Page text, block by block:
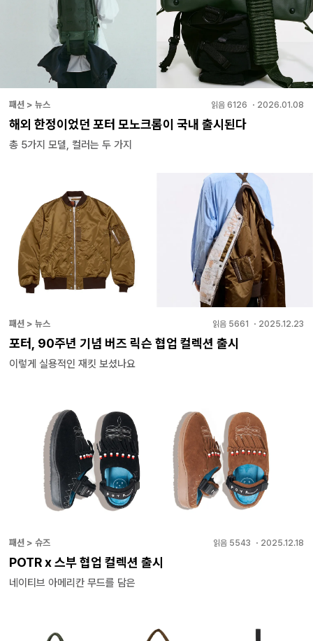
패션 > 뉴스 읽음 6126 ・ 2026.01.08
해외 한정이었던 포터 모노크롬이 국내 출시된다
총 5가지 모델, 컬러는 두 가지
패션 > 뉴스 읽음 5661 ・ 2025.12.23
포터, 90주년 기념 버즈 릭슨 협업 컬렉션 출시
이렇게 실용적인 재킷 보셨나요
패션 > 슈즈 읽음 5543 ・ 2025.12.18
POTR x 스부 협업 컬렉션 출시
네이티브 아메리칸 무드를 담은